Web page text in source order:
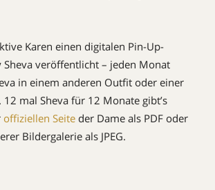
Karen einen digitalen Pin-Up-
Sheva veröffentlicht – jeden Monat
in einem anderen Outfit oder einer
mal Sheva für 12 Monate gibt’s
offiziellen Seite der Dame als PDF oder
Bildergalerie als JPEG.